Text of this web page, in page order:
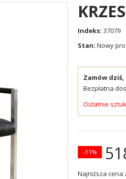
Indeks: 37079
Stan: Nowy
Zamów
Bezpłatna
Ostatnie
-11%
Najniższa cena